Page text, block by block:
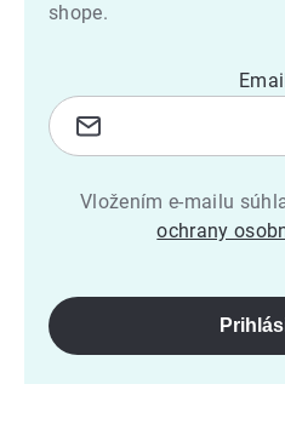
shope.
Vložením e-mailu
ochrany